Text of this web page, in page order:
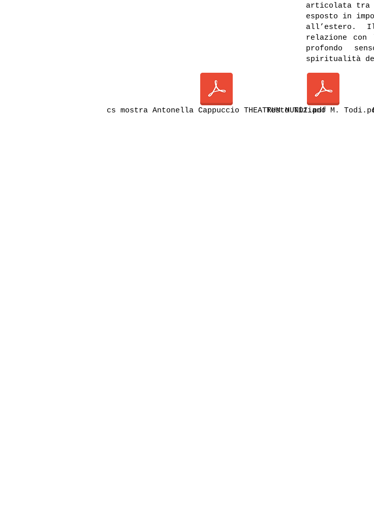
articolata tra
esposto in
all’estero.
relazione
profondo
spiritualità
cs mostra Antonella Cappuccio THEATRUM MUNDI.pdf
Testo Tiziano M.